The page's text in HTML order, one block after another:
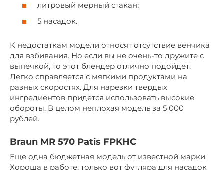
литровый мерный стакан;
5 насадок.
К недостаткам модели относят отсутствие венчика
для взбивания. Но если вы не очень-то дружите с
выпечкой, то этот блендер отлично подойдет.
Легко справляется с мягкими продуктами на
разных скоростях. Для нарезки твердых
ингредиентов придется использовать высокие
обороты. В целом неплохая модель за 5 000
рублей.
Braun MR 570 Patis FPKHC
Еще одна бюджетная модель от известной марки.
Хороша в работе, только вот футляра для насадок